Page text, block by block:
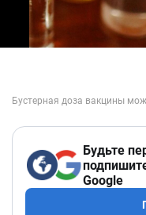
Будьте
Google